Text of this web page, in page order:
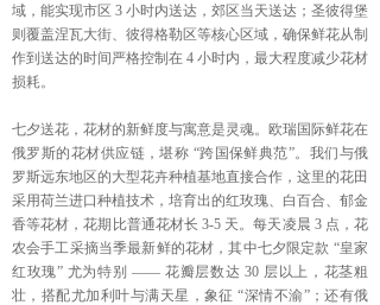
域，能实现市区 3 小时内送达，郊区当天送达；圣彼得堡
则覆盖涅瓦大街、彼得格勒区等核心区域，确保鲜花从制
作到送达的时间严格控制在 4 小时内，最大程度减少花材
损耗。
七夕送花，花材的新鲜度与寓意是灵魂。欧瑞国际鲜花在
俄罗斯的花材供应链，堪称 “跨国保鲜典范”。我们与俄
罗斯远东地区的大型花卉种植基地直接合作，这里的花田
采用荷兰进口种植技术，培育出的红玫瑰、白百合、郁金
香等花材，花期比普通花材长 3-5 天。每天凌晨 3 点，花
农会手工采摘当季最新鲜的花材，其中七夕限定款 “皇家
红玫瑰” 尤为特别 —— 花瓣层数达 30 层以上，花茎粗
壮，搭配尤加利叶与满天星，象征 “深情不渝”；还有俄